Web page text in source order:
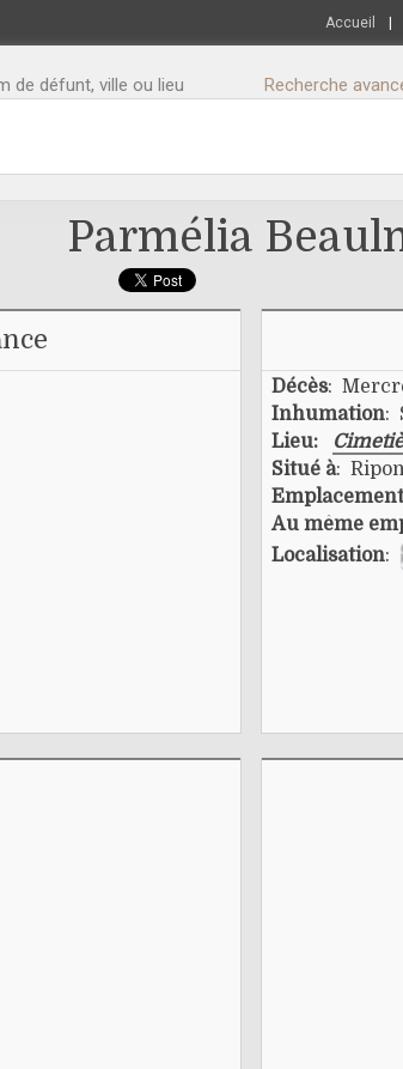
Accueil
de défunt, ville ou lieu Recherche
Parmélia
Décès:
Inhumation:
Lieu:
Situé à:
Emplacement
Au même
Localisation: